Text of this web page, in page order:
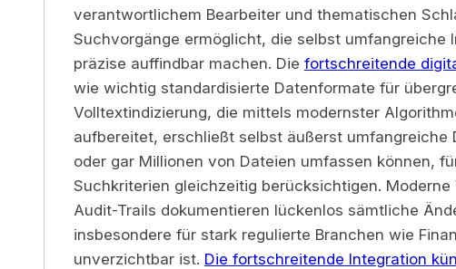
verantwortlichem Bearbeiter und thematischen
Suchvorgänge ermöglicht, die selbst umfangreiche
präzise auffindbar machen. Die fortschreitende
wie wichtig standardisierte Datenformate für
Volltextindizierung, die mittels modernster
aufbereitet, erschließt selbst äußerst
oder gar Millionen von Dateien umfassen können,
Suchkriterien gleichzeitig berücksichtigen.
Audit-Trails dokumentieren lückenlos sämtliche
insbesondere für stark regulierte Branchen wie
unverzichtbar ist. Die fortschreitende Integration